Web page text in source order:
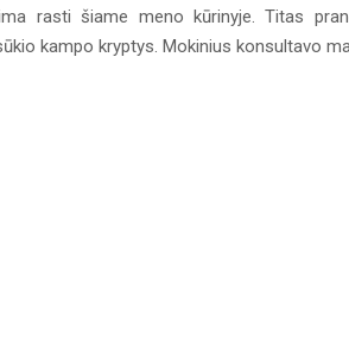
rasti šiame meno kūrinyje. Titas
kampo kryptys. Mokinius konsultavo